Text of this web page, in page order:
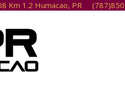
Km 1.2 Humacao, PR